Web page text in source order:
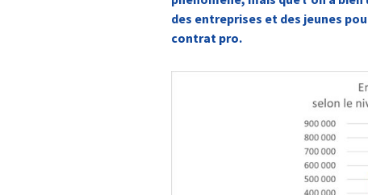
des entreprises et des jeunes
contrat pro.